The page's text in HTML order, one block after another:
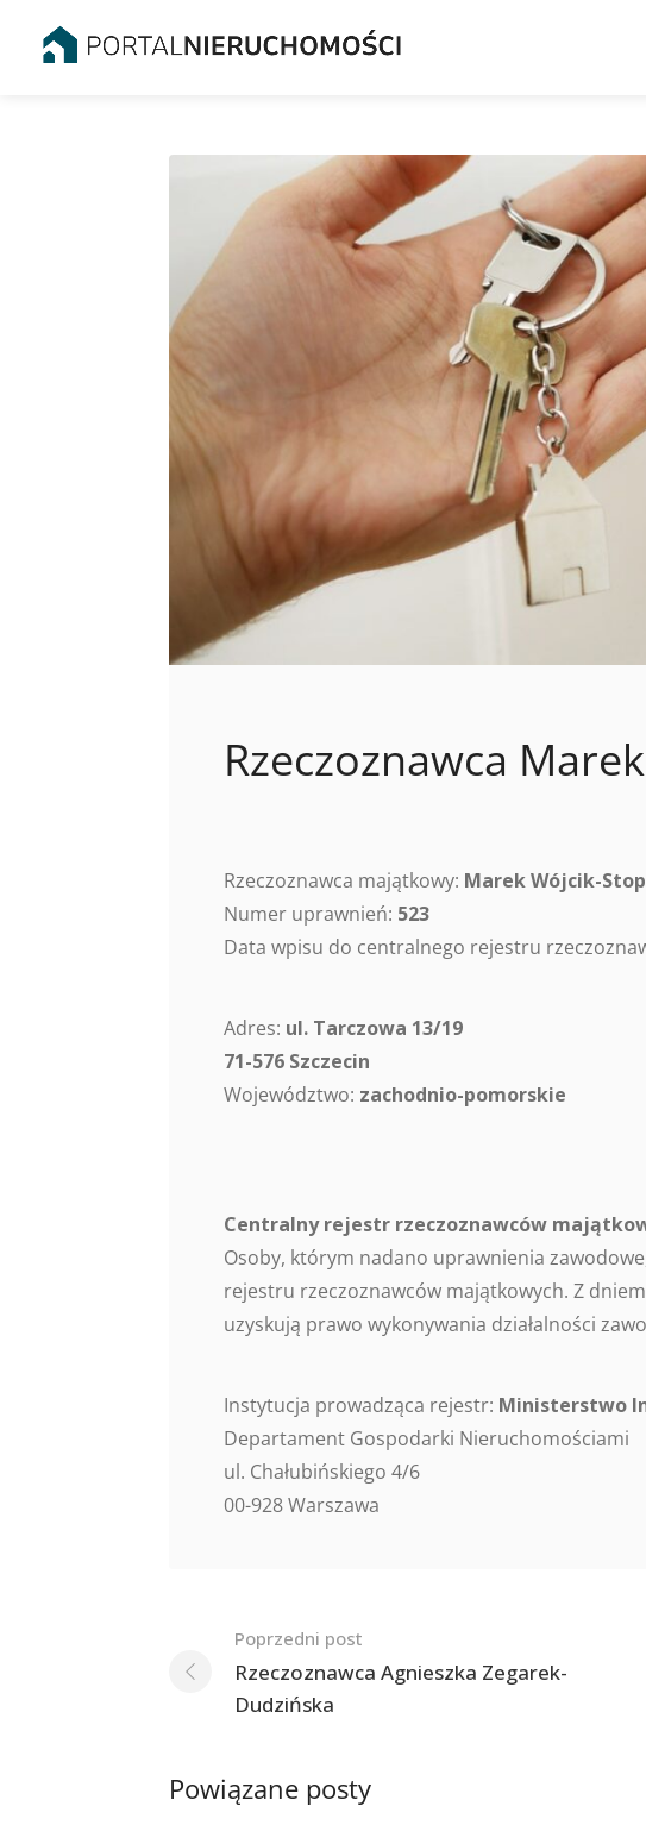
Rzeczoznawca
Rzeczoznawca majątkowy: Marek Wójcik-
Numer uprawnień: 523
Data wpisu do centralnego rejestru
Adres: ul. Tarczowa 13/19
71-576 Szczecin
Województwo: zachodnio-pomorskie
Centralny rejestr rzeczoznawców
Osoby, którym nadano uprawnienia
rejestru rzeczoznawców majątkowych. Z
uzyskują prawo wykonywania działalności
Instytucja prowadząca rejestr: Ministerstwo
Departament Gospodarki Nieruchomościami
ul. Chałubińskiego 4/6
00-928 Warszawa
Nawigacja
po
postach
Poprzedni post
Rzeczoznawca Agnieszka Zegarek-
Dudzińska
Powiązane posty